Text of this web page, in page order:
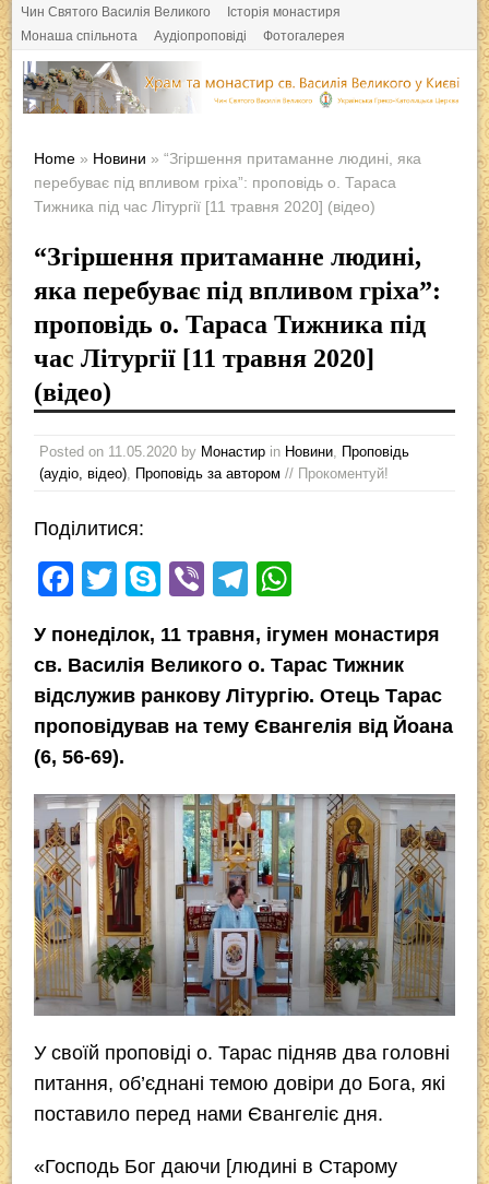
Чин Святого Василія Великого
Історія монастиря
Монаша спільнота
Аудіопроповіді Фотогалерея
Home » Новини » “Згіршення притаманне людині, яка
перебуває під впливом гріха”: проповідь о. Тараса
Тижника під час Літургії [11 травня 2020] (відео)
“Згіршення притаманне людині,
яка перебуває під впливом гріха”:
проповідь о. Тараса Тижника під
час Літургії [11 травня 2020]
(відео)
Posted on 11.05.2020 by Монастир in Новини Проповідь
(аудіо, відео) Проповідь за автором // Прокоментуй!
Поділитися:
F
c
e
b
o
o
k
T
tt
er
S
p
e
Vi
er
T
e
gr
a
at
s
A
p
У понеділок, 11 травня, ігумен монастиря
св. Василія Великого о. Тарас Тижник
відслужив ранкову Літургію. Отець Тарас
проповідував на тему Євангелія від Йоана
(6, 56-69).
У своїй проповіді о. Тарас підняв два головні
питання, об’єднані темою довіри до Бога, які
поставило перед нами Євангеліє дня.
«Господь Бог даючи [людині в Старому